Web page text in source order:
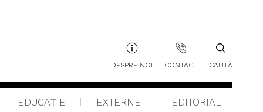
DESPRE NOI CONTACT CAUTĂ
EDUCAŢIE EXTERNE EDITORIAL